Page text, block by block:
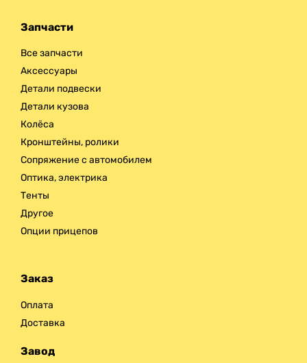
Запчасти
Все запчасти
Аксессуары
Детали подвески
Детали кузова
Колёса
Кронштейны, ролики
Сопряжение с автомобилем
Оптика, электрика
Тенты
Другое
Опции прицепов
Заказ
Оплата
Доставка
Завод